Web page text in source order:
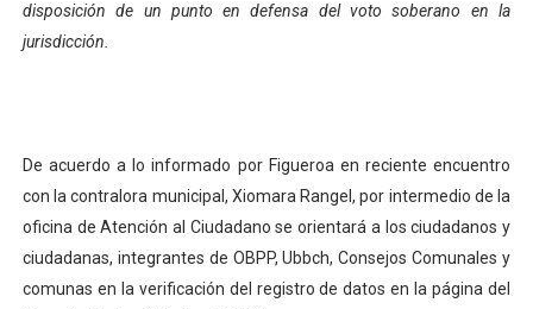
Corposalud inició talleres para aspirantes al curso de
Campo Elías consolida plan de bacheo en el sector La
Fundecem inició con éxito el taller vacacional de
El Lactario del Iahula celebra la Semana Mundial de la
disposición de un punto en defensa del voto soberano en la
jurisdicción.
De acuerdo a lo informado por Figueroa en reciente encuentro
con la contralora municipal, Xiomara Rangel, por intermedio de la
oficina de Atención al Ciudadano se orientará a los ciudadanos y
ciudadanas, integrantes de OBPP, Ubbch, Consejos Comunales y
comunas en la verificación del registro de datos en la página del